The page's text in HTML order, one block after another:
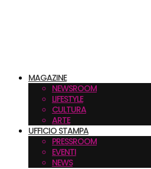
MAGAZINE
NEWSROOM
LIFESTYLE
CULTURA
ARTE
UFFICIO STAMPA
PRESSROOM
EVENTI
NEWS